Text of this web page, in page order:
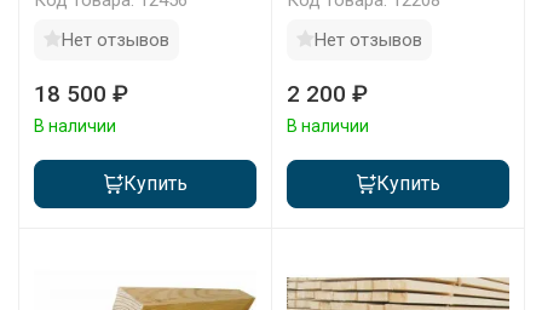
Нет отзывов
18 500 ₽
В наличии
Купить
Нет отзывов
2 200 ₽
В наличии
Купить